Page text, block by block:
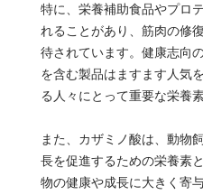
特に、栄養補助食品やプロ
れることがあり、筋肉の修
待されています。健康志向
を含む製品はますます人気
る人々にとって重要な栄養
また、カザミノ酸は、動物
長を促進するための栄養素
物の健康や成長に大きく寄